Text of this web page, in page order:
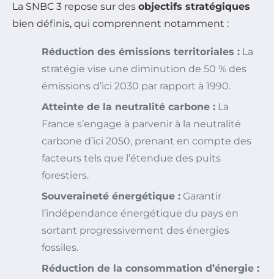
La SNBC 3 repose sur des objectifs stratégiques
bien définis, qui comprennent notamment :
Réduction des émissions territoriales : La
stratégie vise une diminution de 50 % des
émissions d’ici 2030 par rapport à 1990.
Atteinte de la neutralité carbone : La
France s’engage à parvenir à la neutralité
carbone d’ici 2050, prenant en compte des
facteurs tels que l’étendue des puits
forestiers.
Souveraineté énergétique : Garantir
l’indépendance énergétique du pays en
sortant progressivement des énergies
fossiles.
Réduction de la consommation d’énergie :